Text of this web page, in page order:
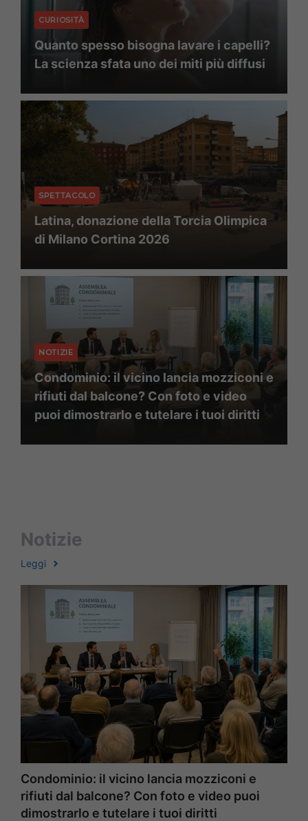
CURIOSITÀ
Quanto spesso bisogna lavare i capelli?
La scienza sfata uno dei miti più diffusi
SPETTACOLO
Latina, donazione della Torcia Olimpica
di Milano Cortina 2026
NOTIZIE
Condominio: il vicino lancia mozziconi e
rifiuti dal balcone? Con foto e video
puoi dimostrarlo e tutelare i tuoi diritti
Notizie
Leggi
Condominio: il vicino lancia mozziconi e
rifiuti dal balcone? Con foto e video puoi
dimostrarlo e tutelare i tuoi diritti